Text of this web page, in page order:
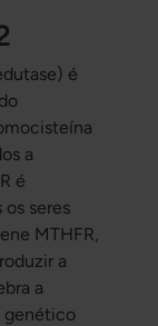
é
a
é
seres
MTHFR,
a
a
genético